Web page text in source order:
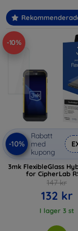
-10%
-10%
Rabatt
med
kupong
3mk FlexibleGlass
for CipherLab
147 kr
132 kr
I lager 3 st